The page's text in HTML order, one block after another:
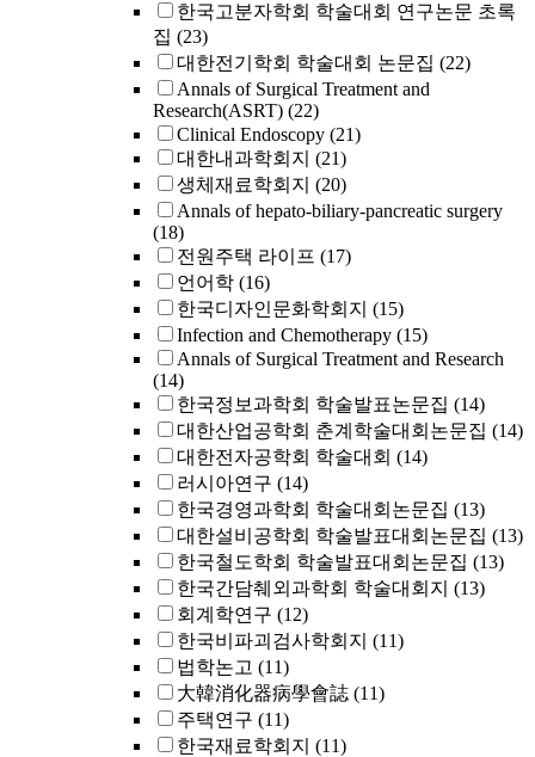
한국고분자학회 학술대회 연구논문 초록
집 (23)
대한전기학회 학술대회 논문집 (22)
Annals of Surgical Treatment and
Research(ASRT) (22)
Clinical Endoscopy (21)
대한내과학회지 (21)
생체재료학회지 (20)
Annals of hepato-biliary-pancreatic surgery
(18)
전원주택 라이프 (17)
언어학 (16)
한국디자인문화학회지 (15)
Infection and Chemotherapy (15)
Annals of Surgical Treatment and Research
(14)
한국정보과학회 학술발표논문집 (14)
대한산업공학회 춘계학술대회논문집 (14)
대한전자공학회 학술대회 (14)
러시아연구 (14)
한국경영과학회 학술대회논문집 (13)
대한설비공학회 학술발표대회논문집 (13)
한국철도학회 학술발표대회논문집 (13)
한국간담췌외과학회 학술대회지 (13)
회계학연구 (12)
한국비파괴검사학회지 (11)
법학논고 (11)
大韓消化器病學會誌 (11)
주택연구 (11)
한국재료학회지 (11)